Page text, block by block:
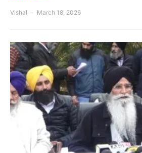
Vishal March 18, 2026